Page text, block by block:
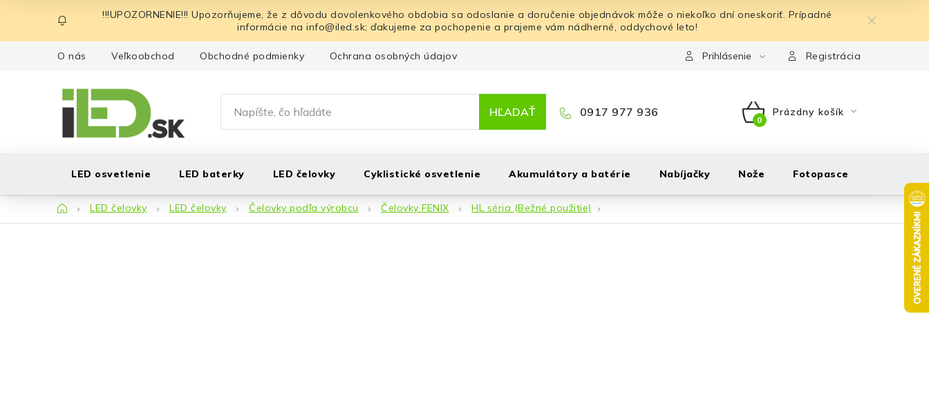
obsah
!!!UPOZORNENIE!!! Upozorňujeme, že z dôvodu dovolenkového obdobia sa odoslanie a doručenie objednávok môže o niekoľko dní oneskoriť. Prípadné
informácie na info@iled.sk; ďakujeme za pochopenie a prajeme vám nádherné, oddychové leto!
O nás Veľkoobchod Obchodné podmienky Ochrana osobných údajov Prihlásenie Registrácia
HĽADAŤ 0917 977 936
NÁKUPNÝ
Prázdny košík
LED osvetlenie LED baterky LED čelovky Cyklistické osvetlenie Akumulátory a batérie Nabíjačky Nože Fotopasce
DomovLED čelovky LED čelovky Čelovky podľa výrobcu Čelovky FENIX HL séria (Bežné použitie)